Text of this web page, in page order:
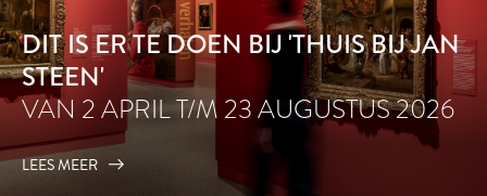
DIT IS ER TE DOEN BIJ 'THUIS BIJ JAN
STEEN'
VAN 2 APRIL T/M 23 AUGUSTUS 2026
LEES MEER